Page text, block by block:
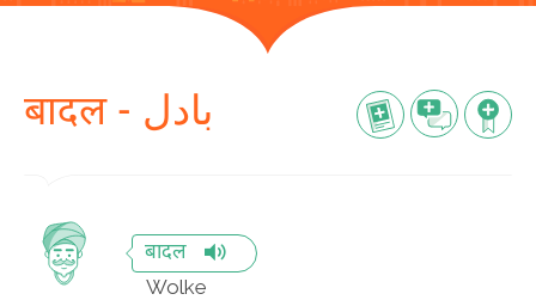
बादल - بادل
बादल
Wolke